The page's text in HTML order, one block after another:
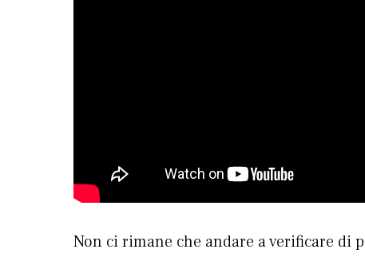
Non ci rimane che andare a verificare di